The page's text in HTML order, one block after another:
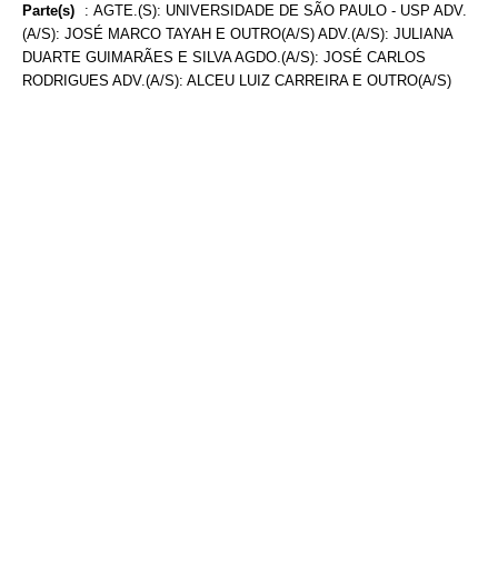
Parte(s) : AGTE.(S): UNIVERSIDADE DE SÃO PAULO - USP ADV.
(A/S): JOSÉ MARCO TAYAH E OUTRO(A/S) ADV.(A/S): JULIANA
DUARTE GUIMARÃES E SILVA AGDO.(A/S): JOSÉ CARLOS
RODRIGUES ADV.(A/S): ALCEU LUIZ CARREIRA E OUTRO(A/S)